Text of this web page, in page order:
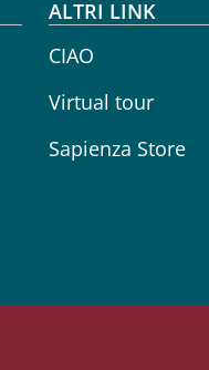
ALTRI LINK
CIAO
Virtual tour
Sapienza Store